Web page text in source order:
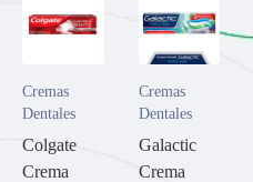
Cremas
Dentales
Colgate
Crema
Cremas
Dentales
Galactic
Crema